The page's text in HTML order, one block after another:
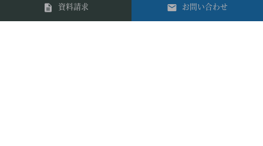
資料請求 お問い合わせ